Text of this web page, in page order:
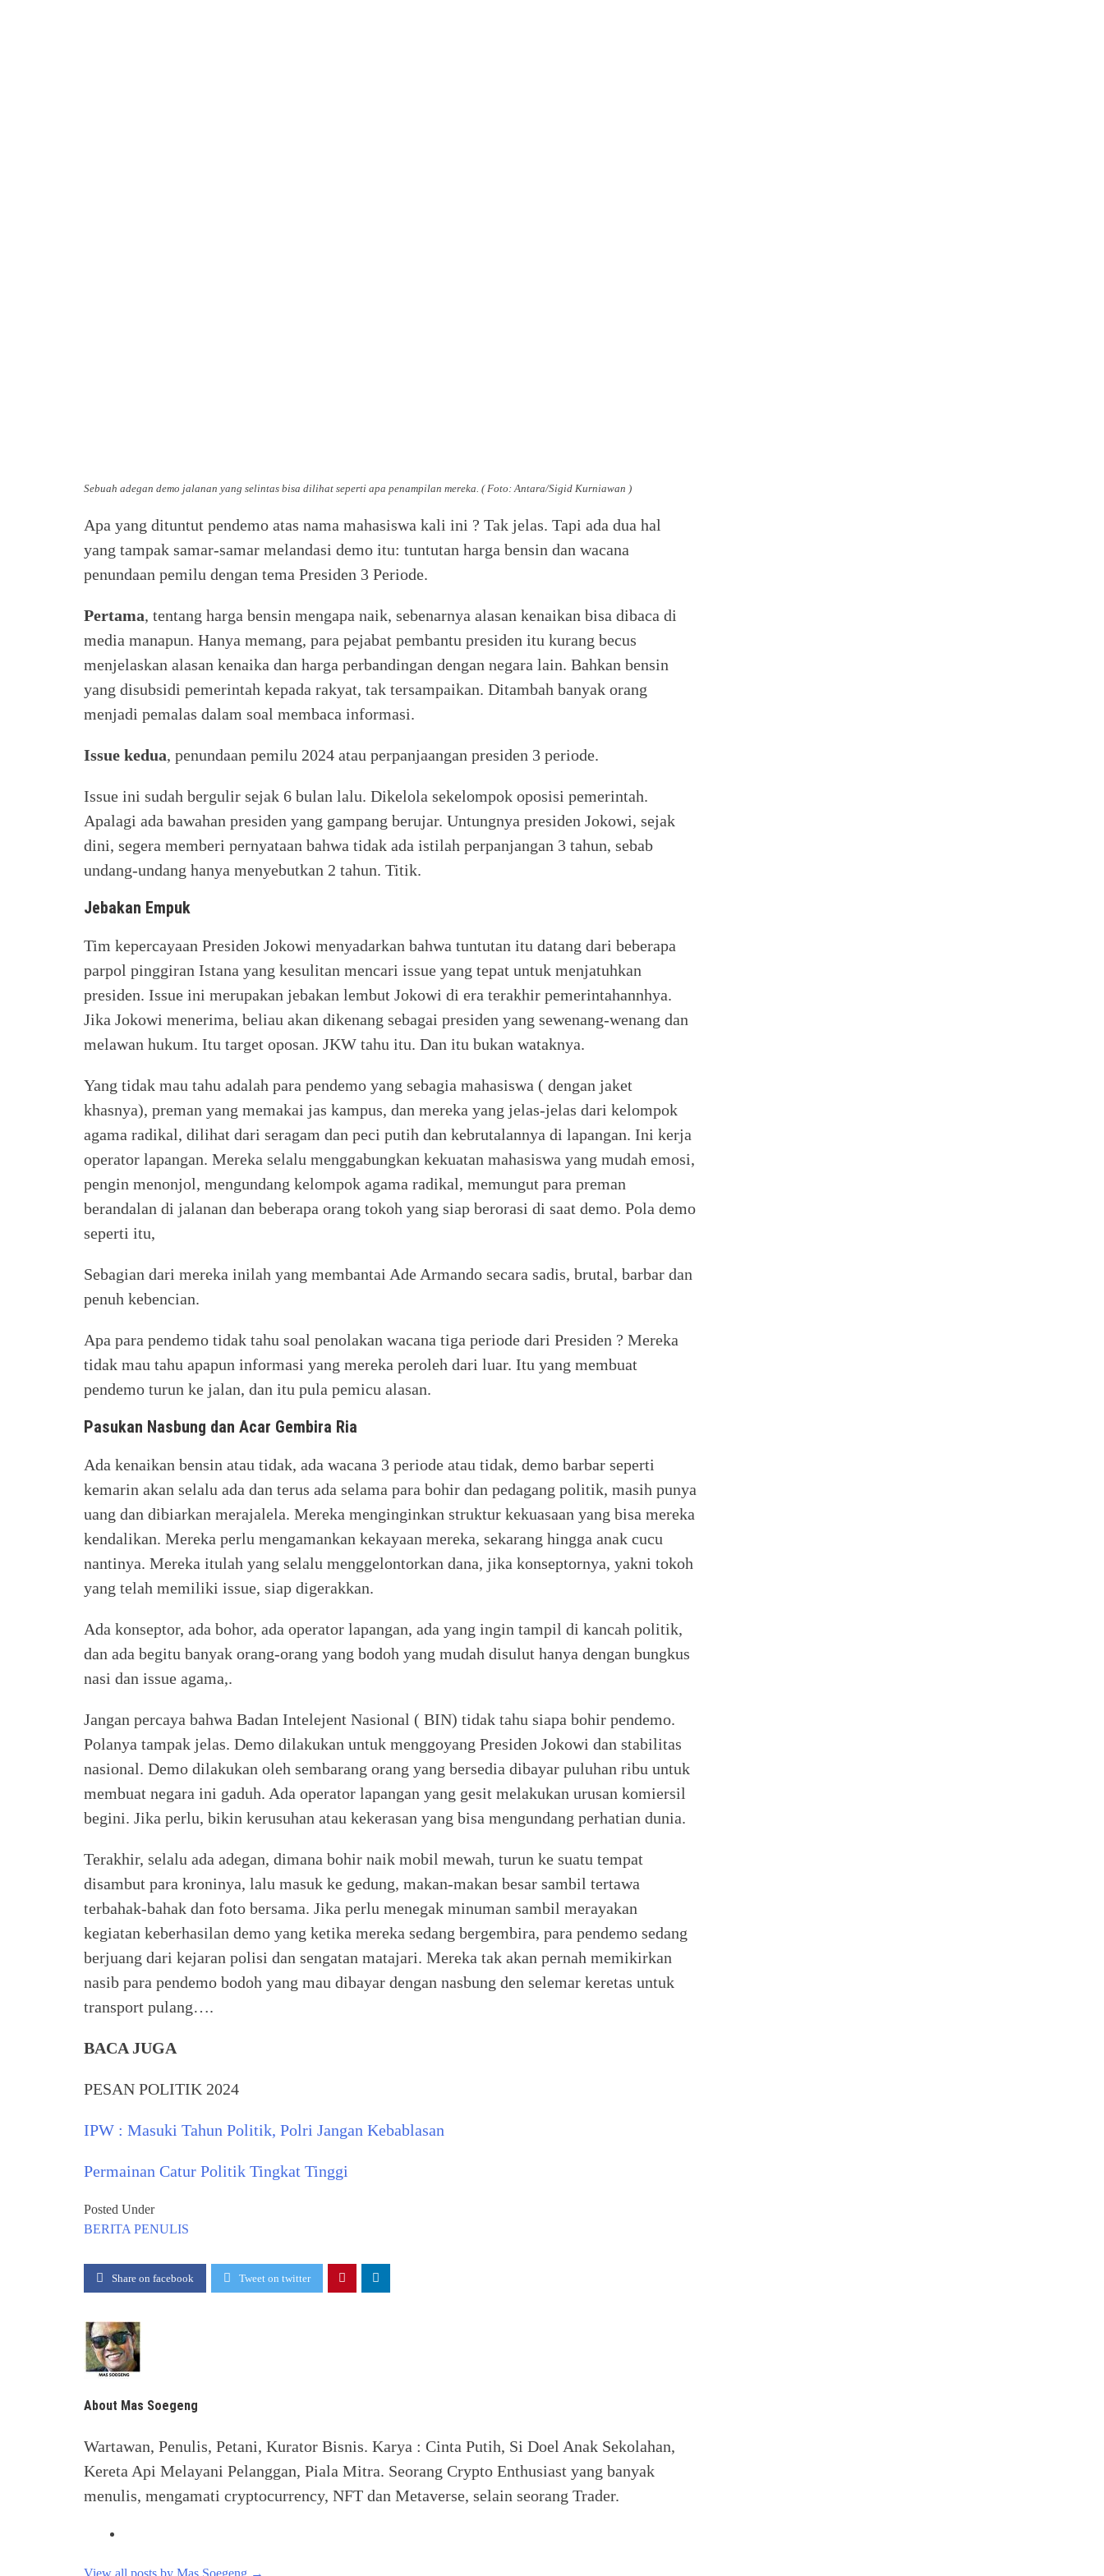
Sebuah adegan demo jalanan yang selintas bisa dilihat seperti apa penampilan mereka. ( Foto: Antara/Sigid Kurniawan )
Apa yang dituntut pendemo atas nama mahasiswa kali ini ? Tak jelas. Tapi ada dua hal
yang tampak samar-samar melandasi demo itu: tuntutan harga bensin dan wacana
penundaan pemilu dengan tema Presiden 3 Periode.
Pertama, tentang harga bensin mengapa naik, sebenarnya alasan kenaikan bisa dibaca di
media manapun. Hanya memang, para pejabat pembantu presiden itu kurang becus
menjelaskan alasan kenaika dan harga perbandingan dengan negara lain. Bahkan bensin
yang disubsidi pemerintah kepada rakyat, tak tersampaikan. Ditambah banyak orang
menjadi pemalas dalam soal membaca informasi.
Issue kedua, penundaan pemilu 2024 atau perpanjaangan presiden 3 periode.
Issue ini sudah bergulir sejak 6 bulan lalu. Dikelola sekelompok oposisi pemerintah.
Apalagi ada bawahan presiden yang gampang berujar. Untungnya presiden Jokowi, sejak
dini, segera memberi pernyataan bahwa tidak ada istilah perpanjangan 3 tahun, sebab
undang-undang hanya menyebutkan 2 tahun. Titik.
Jebakan Empuk
Tim kepercayaan Presiden Jokowi menyadarkan bahwa tuntutan itu datang dari beberapa
parpol pinggiran Istana yang kesulitan mencari issue yang tepat untuk menjatuhkan
presiden. Issue ini merupakan jebakan lembut Jokowi di era terakhir pemerintahannhya.
Jika Jokowi menerima, beliau akan dikenang sebagai presiden yang sewenang-wenang dan
melawan hukum. Itu target oposan. JKW tahu itu. Dan itu bukan wataknya.
Yang tidak mau tahu adalah para pendemo yang sebagia mahasiswa ( dengan jaket
khasnya), preman yang memakai jas kampus, dan mereka yang jelas-jelas dari kelompok
agama radikal, dilihat dari seragam dan peci putih dan kebrutalannya di lapangan. Ini kerja
operator lapangan. Mereka selalu menggabungkan kekuatan mahasiswa yang mudah emosi,
pengin menonjol, mengundang kelompok agama radikal, memungut para preman
berandalan di jalanan dan beberapa orang tokoh yang siap berorasi di saat demo. Pola demo
seperti itu,
Sebagian dari mereka inilah yang membantai Ade Armando secara sadis, brutal, barbar dan
penuh kebencian.
Apa para pendemo tidak tahu soal penolakan wacana tiga periode dari Presiden ? Mereka
tidak mau tahu apapun informasi yang mereka peroleh dari luar. Itu yang membuat
pendemo turun ke jalan, dan itu pula pemicu alasan.
Pasukan Nasbung dan Acar Gembira Ria
Ada kenaikan bensin atau tidak, ada wacana 3 periode atau tidak, demo barbar seperti
kemarin akan selalu ada dan terus ada selama para bohir dan pedagang politik, masih punya
uang dan dibiarkan merajalela. Mereka menginginkan struktur kekuasaan yang bisa mereka
kendalikan. Mereka perlu mengamankan kekayaan mereka, sekarang hingga anak cucu
nantinya. Mereka itulah yang selalu menggelontorkan dana, jika konseptornya, yakni tokoh
yang telah memiliki issue, siap digerakkan.
Ada konseptor, ada bohor, ada operator lapangan, ada yang ingin tampil di kancah politik,
dan ada begitu banyak orang-orang yang bodoh yang mudah disulut hanya dengan bungkus
nasi dan issue agama,.
Jangan percaya bahwa Badan Intelejent Nasional ( BIN) tidak tahu siapa bohir pendemo.
Polanya tampak jelas. Demo dilakukan untuk menggoyang Presiden Jokowi dan stabilitas
nasional. Demo dilakukan oleh sembarang orang yang bersedia dibayar puluhan ribu untuk
membuat negara ini gaduh. Ada operator lapangan yang gesit melakukan urusan komiersil
begini. Jika perlu, bikin kerusuhan atau kekerasan yang bisa mengundang perhatian dunia.
Terakhir, selalu ada adegan, dimana bohir naik mobil mewah, turun ke suatu tempat
disambut para kroninya, lalu masuk ke gedung, makan-makan besar sambil tertawa
terbahak-bahak dan foto bersama. Jika perlu menegak minuman sambil merayakan
kegiatan keberhasilan demo yang ketika mereka sedang bergembira, para pendemo sedang
berjuang dari kejaran polisi dan sengatan matajari. Mereka tak akan pernah memikirkan
nasib para pendemo bodoh yang mau dibayar dengan nasbung den selemar keretas untuk
transport pulang….
BACA JUGA
PESAN POLITIK 2024
IPW : Masuki Tahun Politik, Polri Jangan Kebablasan
Permainan Catur Politik Tingkat Tinggi
Posted Under
BERITA PENULIS
Share on facebook Tweet on twitter
About Mas Soegeng
Wartawan, Penulis, Petani, Kurator Bisnis. Karya : Cinta Putih, Si Doel Anak Sekolahan,
Kereta Api Melayani Pelanggan, Piala Mitra. Seorang Crypto Enthusiast yang banyak
menulis, mengamati cryptocurrency, NFT dan Metaverse, selain seorang Trader.
View all posts by Mas Soegeng →